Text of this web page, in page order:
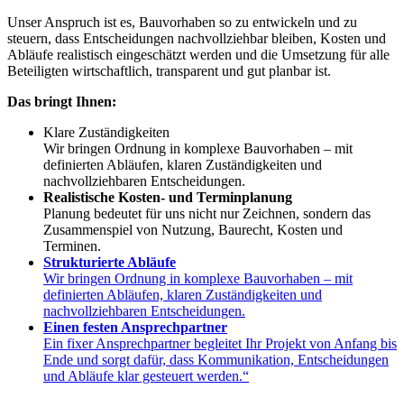
Unser Anspruch ist es, Bauvorhaben so zu entwickeln und zu
steuern, dass Entscheidungen nachvollziehbar bleiben, Kosten und
Abläufe realistisch eingeschätzt werden und die Umsetzung für alle
Beteiligten wirtschaftlich, transparent und gut planbar ist.
Das bringt Ihnen:
Klare Zuständigkeiten
Wir bringen Ordnung in komplexe Bauvorhaben – mit
definierten Abläufen, klaren Zuständigkeiten und
nachvollziehbaren Entscheidungen.
Realistische Kosten- und Terminplanung
Planung bedeutet für uns nicht nur Zeichnen, sondern das
Zusammenspiel von Nutzung, Baurecht, Kosten und
Terminen.
Strukturierte Abläufe
Wir bringen Ordnung in komplexe Bauvorhaben – mit
definierten Abläufen, klaren Zuständigkeiten und
nachvollziehbaren Entscheidungen.
Einen festen Ansprechpartner
Ein fixer Ansprechpartner begleitet Ihr Projekt von Anfang bis
Ende und sorgt dafür, dass Kommunikation, Entscheidungen
und Abläufe klar gesteuert werden.“